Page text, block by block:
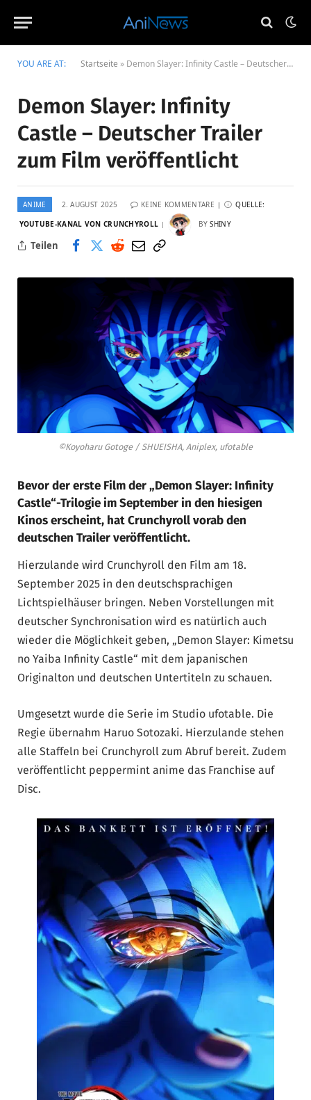
YOU ARE AT: Startseite » Demon Slayer: Infinity Castle – Deutscher Trailer zum Film veröffentlicht
Demon Slayer: Infinity
Castle – Deutscher Trailer
zum Film veröffentlicht
ANIME 2. AUGUST 2025 KEINE KOMMENTARE
QUELLE:
YOUTUBE-KANAL VON CRUNCHYROLL
BY SHINY
Teilen
©Koyoharu Gotoge / SHUEISHA, Aniplex, ufotable
Bevor der erste Film der „Demon Slayer: Infinity
Castle“-Trilogie im September in den hiesigen
Kinos erscheint, hat Crunchyroll vorab den
deutschen Trailer veröffentlicht.
Hierzulande wird Crunchyroll den Film am 18.
September 2025 in den deutschsprachigen
Lichtspielhäuser bringen. Neben Vorstellungen mit
deutscher Synchronisation wird es natürlich auch
wieder die Möglichkeit geben, „Demon Slayer: Kimetsu
no Yaiba Infinity Castle“ mit dem japanischen
Originalton und deutschen Untertiteln zu schauen.
Umgesetzt wurde die Serie im Studio ufotable. Die
Regie übernahm Haruo Sotozaki. Hierzulande stehen
alle Staffeln bei Crunchyroll zum Abruf bereit. Zudem
veröffentlicht peppermint anime das Franchise auf
Disc.